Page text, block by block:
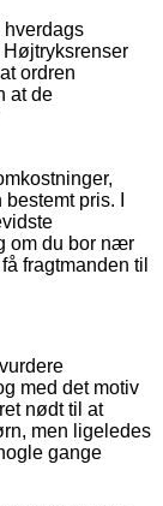
hverdags
Højtryksrenser
ordren
at de
pris. I
om du bor nær
fragtmanden til
med det motiv
nødt til at
men ligeledes
gange